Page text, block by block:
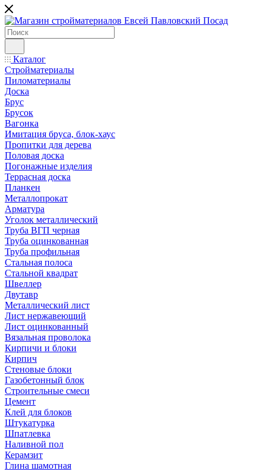
Каталог
Стройматериалы
Пиломатериалы
Доска
Брус
Брусок
Вагонка
Имитация бруса, блок-хаус
Пропитки для дерева
Половая доска
Погонажные изделия
Террасная доска
Планкен
Металлопрокат
Арматура
Уголок металлический
Труба ВГП черная
Труба оцинкованная
Труба профильная
Стальная полоса
Стальной квадрат
Швеллер
Двутавр
Металлический лист
Лист нержавеющий
Лист оцинкованный
Вязальная проволока
Кирпичи и блоки
Кирпич
Стеновые блоки
Газобетонный блок
Строительные смеси
Цемент
Клей для блоков
Штукатурка
Шпатлевка
Наливной пол
Керамзит
Глина шамотная